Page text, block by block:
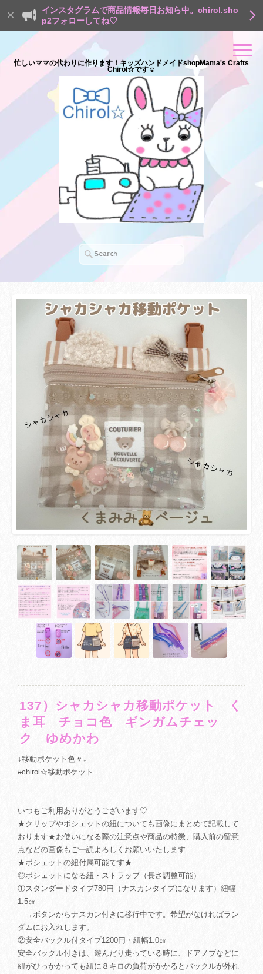
インスタグラムで商品情報毎日お知ら中。chirol.sho
p2フォローしてね♡
忙しいママの代わりに作ります！キッズハンドメイドshopMama's Crafts
Chirol☆です☺
137）シャカシャカ移動ポケット く
ま耳 チョコ色 ギンガムチェッ
ク ゆめかわ
↓移動ポケット色々↓
#chirol☆移動ポケット
いつもご利用ありがとうございます♡
★クリップやポシェットの紐についても画像にまとめて記載して
おります★お使いになる際の注意点や商品の特徴、購入前の留意
点などの画像もご一読よろしくお願いいたします
★ポシェットの紐付属可能です★
◎ポシェットになる紐・ストラップ（長さ調整可能）
①スタンダードタイプ780円（ナスカンタイプになります）紐幅
1.5㎝
→ボタンからナスカン付きに移行中です。希望がなければラン
ダムにお入れします。
②安全バックル付タイプ1200円・紐幅1.0㎝
安全バックル付きは、遊んだり走っている時に、ドアノブなどに
紐がひっかかっても紐に８キロの負荷がかかるとバックルが外れ